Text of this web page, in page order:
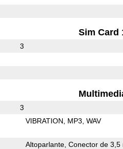
Sim Card
3
3
VIBRATION MP3 WAV
Altoparlante Conector de 3,5